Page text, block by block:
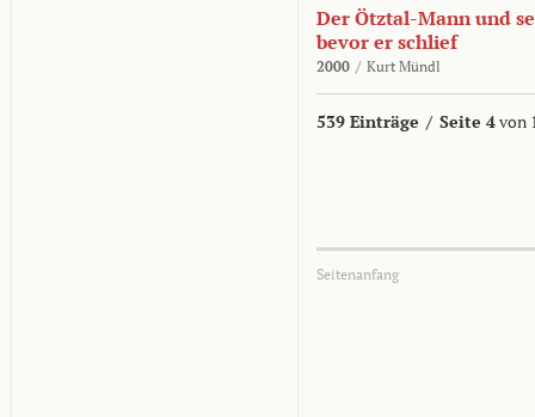
Der Ötztal-Mann und
bevor er schlief
2000 / Kurt Mündl
539 Einträge / Seite 4von
Seitenanfang